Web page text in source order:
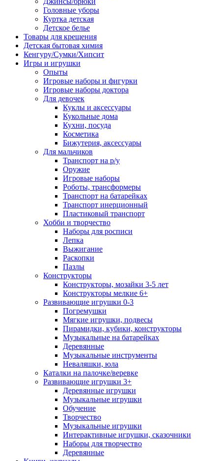
Головные уборы
Куртка детская
Детское белье
Товары для крещения
Детская бытовая химия
Кенгуру/Сумки/Хипсит
Игры и игрушки
Опыты
Игровые наборы и фигурки
Игровые наборы доктора
Для девочек
Куклы и аксессуары
Кукольные дома
Кухни, посуда
Косметика
Бижутерия, аксессуары
Для мальчиков
Транспорт на р/у
Оружие
Игровые наборы
Роботы, трансформеры
Транспорт на батарейках
Транспорт инерционный
Пластиковый транспорт
Хобби и творчество
Наборы для росписи
Лепка
Выжигание
Раскопки
Пазлы
Конструкторы
Конструкторы, мозайки 3-5 лет
Конструкторы мелкие 6+
Развивающие игрушки 0-3
Погремушки
Мягкие игрушки, подвесы
Пирамидки, кубики, конструкторы
Музыкальные на батарейках
Деревянные
Музыкальные инструменты
Неваляшки, юла
Каталки на палочке/веревке
Развивающие игрушки 3+
Деревянные игрушки
Музыкальные игрушки
Обучение
Творчество
Музыкальные игрушки
Интерактивные игрушки, сказочники
Наборы для творчество
Деревянные